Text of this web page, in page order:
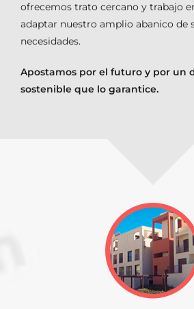
ofrecemos trato cercano y trabajo
adaptar nuestro amplio abanico de
necesidades.
Apostamos por el futuro y por un
sostenible que lo garantice.